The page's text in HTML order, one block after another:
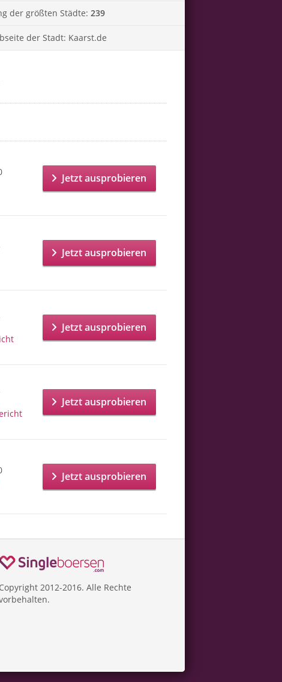
der größten Städte: 239
der Stadt: Kaarst.de
Jetzt ausprobieren
Jetzt ausprobieren
Jetzt ausprobieren
Jetzt ausprobieren
Jetzt ausprobieren
Copyright 2012-2016. Alle Rechte